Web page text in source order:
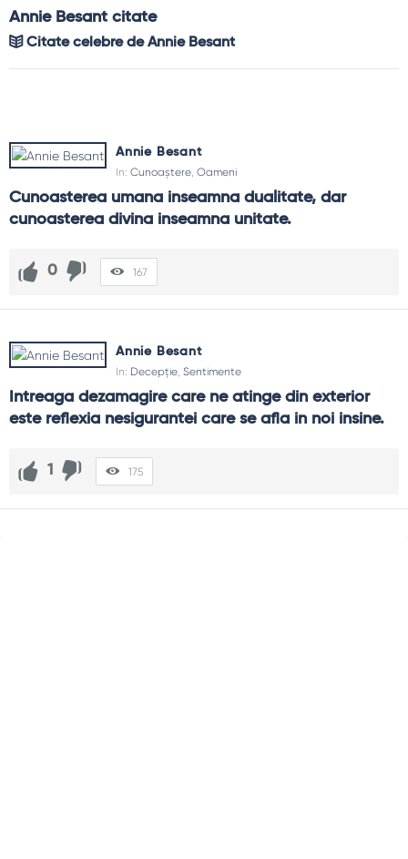
Annie Besant citate
Citate celebre de Annie Besant
Annie Besant
In: Cunoaștere, Oameni
Cunoasterea umana inseamna dualitate, dar
cunoasterea divina inseamna unitate.
0 167
Annie Besant
In: Decepție, Sentimente
Intreaga dezamagire care ne atinge din exterior
este reflexia nesigurantei care se afla in noi insine.
1 175